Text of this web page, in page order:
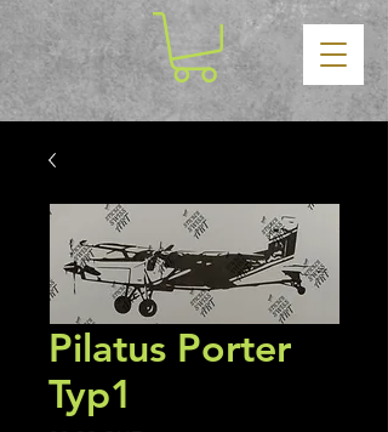
Pilatus Porter
Typ1